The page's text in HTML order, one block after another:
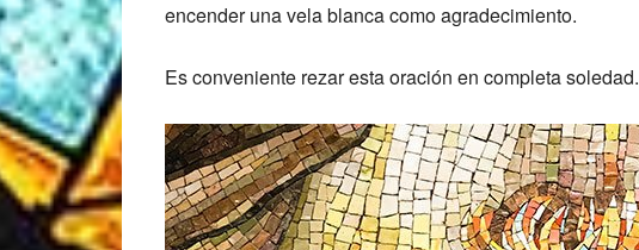
encender una vela blanca como agradecimiento.
Es conveniente rezar esta oración en completa soledad.